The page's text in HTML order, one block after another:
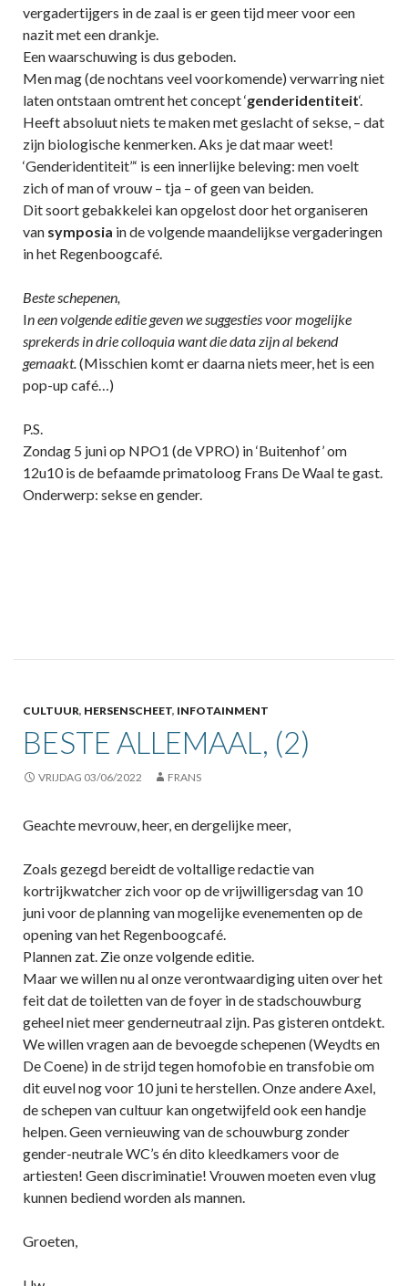
vergadertijgers in de zaal is er geen tijd meer voor een
nazit met een drankje.
Een waarschuwing is dus geboden.
Men mag (de nochtans veel voorkomende) verwarring niet
laten ontstaan omtrent het concept ‘genderidentiteit‘.
Heeft absoluut niets te maken met geslacht of sekse, – dat
zijn biologische kenmerken. Aks je dat maar weet!
‘Genderidentiteit”‘ is een innerlijke beleving: men voelt
zich of man of vrouw – tja – of geen van beiden.
Dit soort gebakkelei kan opgelost door het organiseren
van symposia in de volgende maandelijkse vergaderingen
in het Regenboogcafé.
Beste schepenen,
In een volgende editie geven we suggesties voor mogelijke
sprekerds in drie colloquia want die data zijn al bekend
gemaakt.(Misschien komt er daarna niets meer, het is een
pop-up café…)
P.S.
Zondag 5 juni op NPO1 (de VPRO) in ‘Buitenhof’ om
12u10 is de befaamde primatoloog Frans De Waal te gast.
Onderwerp: sekse en gender.
CULTUUR, HERSENSCHEET, INFOTAINMENT
BESTE ALLEMAAL, (2)
VRIJDAG 03/06/2022 FRANS
Geachte mevrouw, heer, en dergelijke meer,
Zoals gezegd bereidt de voltallige redactie van
kortrijkwatcher zich voor op de vrijwilligersdag van 10
juni voor de planning van mogelijke evenementen op de
opening van het Regenboogcafé.
Plannen zat. Zie onze volgende editie.
Maar we willen nu al onze verontwaardiging uiten over het
feit dat de toiletten van de foyer in de stadschouwburg
geheel niet meer genderneutraal zijn. Pas gisteren ontdekt.
We willen vragen aan de bevoegde schepenen (Weydts en
De Coene) in de strijd tegen homofobie en transfobie om
dit euvel nog voor 10 juni te herstellen. Onze andere Axel,
de schepen van cultuur kan ongetwijfeld ook een handje
helpen. Geen vernieuwing van de schouwburg zonder
gender-neutrale WC’s én dito kleedkamers voor de
artiesten! Geen discriminatie! Vrouwen moeten even vlug
kunnen bediend worden als mannen.
Groeten,